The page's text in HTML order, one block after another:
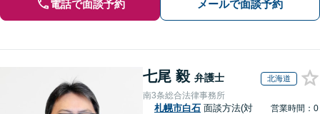
電話で面談予約 メールで面談予約
七尾 毅 弁護士 北海道
南3条総合法律事務所
札幌市白石 面談方法(対
営業時間：0